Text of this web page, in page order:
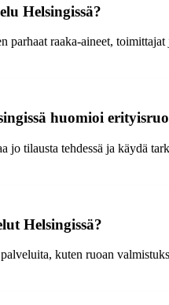
Helsingissä?
parhaat raaka-aineet,
huomioi
tilausta tehdessä ja käydä
Helsingissä?
kuten ruoan